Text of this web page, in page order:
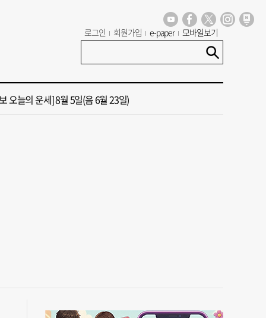
로그인 회원가입 e-paper 모바일보기
13호 태풍 돌핀 경로, 내주 중국 상륙…'불가마 더위' 언제까지
보 오늘의 운세] 8월 5일(음 6월 23일)
폭염 예상 못 해” 골프 예약 취소 속출